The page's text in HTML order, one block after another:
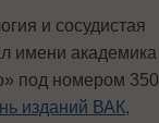
и сосудистая
имени академика
под номером 350
изданий ВАК,